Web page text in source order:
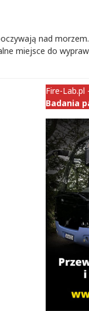
nad
miejsce do wypraw
Fire-Lab.pl -
Badania